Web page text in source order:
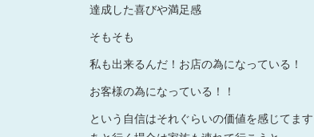
達成した喜びや満足感
そもそも
私も出来るんだ！お店の為になっている！
お客様の為になっている！！
という自信はそれぐらいの価値を感じてます